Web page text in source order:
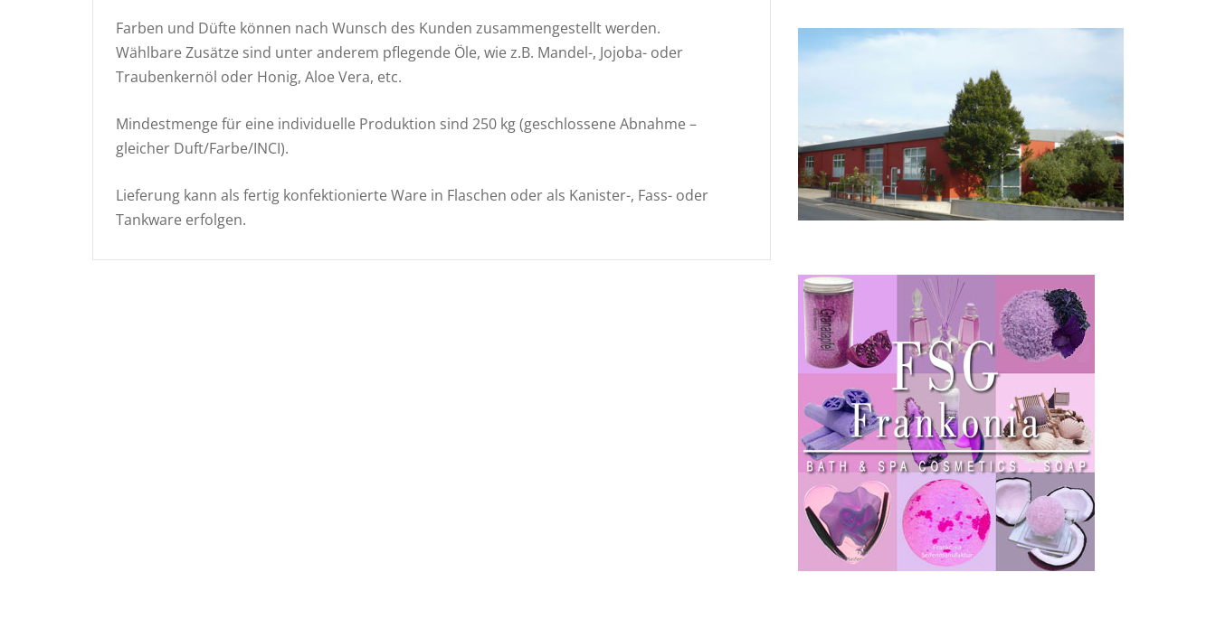
Farben und Düfte können nach Wunsch des Kunden zusammengestellt werden.
Wählbare Zusätze sind unter anderem pflegende Öle, wie z.B. Mandel-, Jojoba- oder
Traubenkernöl oder Honig, Aloe Vera, etc.
Mindestmenge für eine individuelle Produktion sind 250 kg (geschlossene Abnahme –
gleicher Duft/Farbe/INCI).
Lieferung kann als fertig konfektionierte Ware in Flaschen oder als Kanister-, Fass- oder
Tankware erfolgen.